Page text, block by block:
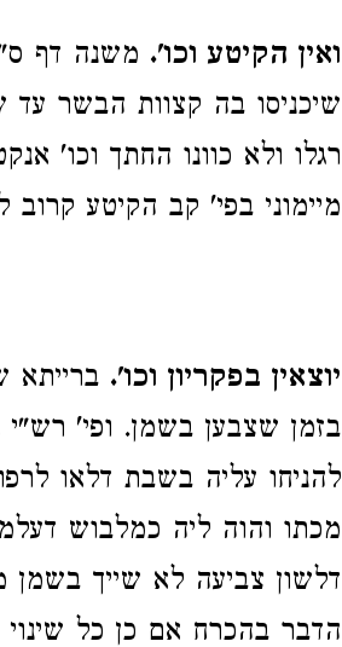
ואין הקיטע וכו'. משנה דף
שיכניסו בה קצוות הבשר עד
רגלו ולא כוונו החתך וכו'
מיימוני בפי' קב הקיטע קרוב
יוצאין בפקריון וכו'.
בזמן שצבען בשמן. ופי'
להניחו עליה בשבת דלאו
מכתו והוה ליה כמלבוש
דלשון צביעה לא שייך
הדבר בהכרח אם כן כל